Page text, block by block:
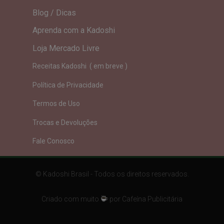
Blog / Dicas
Aprenda com a Kadoshi
Loja Mercado Livre
Receitas Kadoshi ( em breve )
Política de Privacidade
Termos de Uso
Trocas e Devoluções
Fale Conosco
© Kadoshi Brasil - Todos os direitos reservados.
Criado com muito por Cafeína Publicitária